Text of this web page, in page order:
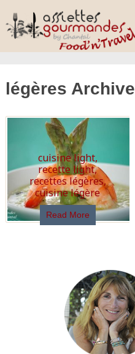
légères Archive
cuisine light,
recette light,
recettes légères,
cuisine légère
Read More